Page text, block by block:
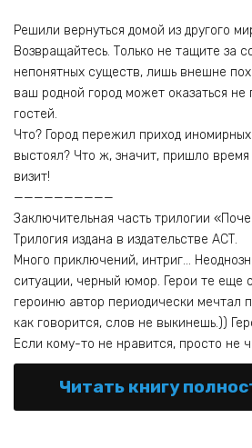
Решили вернуться домой из другого
Возвращайтесь. Только не тащите за
непонятных существ, лишь внешне
ваш родной город может оказаться не
гостей.
Что? Город пережил приход
выстоял? Что ж, значит, пришло
визит!
——————————
Заключительная часть трилогии
Трилогия издана в издательстве АСТ.
Много приключений, интриг…
ситуации, черный юмор. Герои те еще
героиню автор периодически мечтал
как говорится, слов не выкинешь.))
Если кому-то не нравится, просто не
Читать книгу